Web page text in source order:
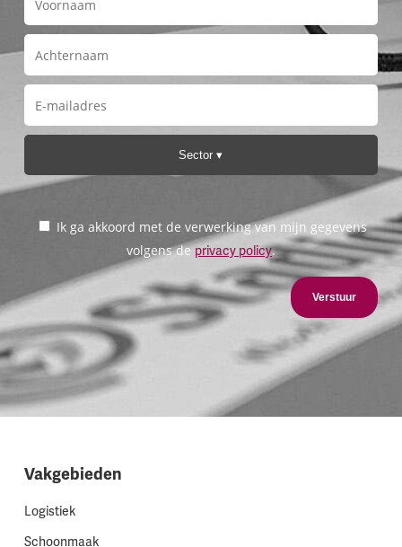
Sector
Ik ga akkoord met de verwerking van mijn gegevens
volgens deprivacy policy.
Verstuur
Vakgebieden
Logistiek
Schoonmaak